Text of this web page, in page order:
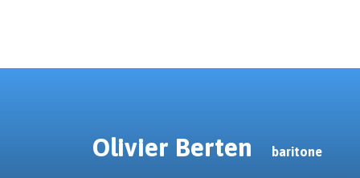
Olivier Berten baritone